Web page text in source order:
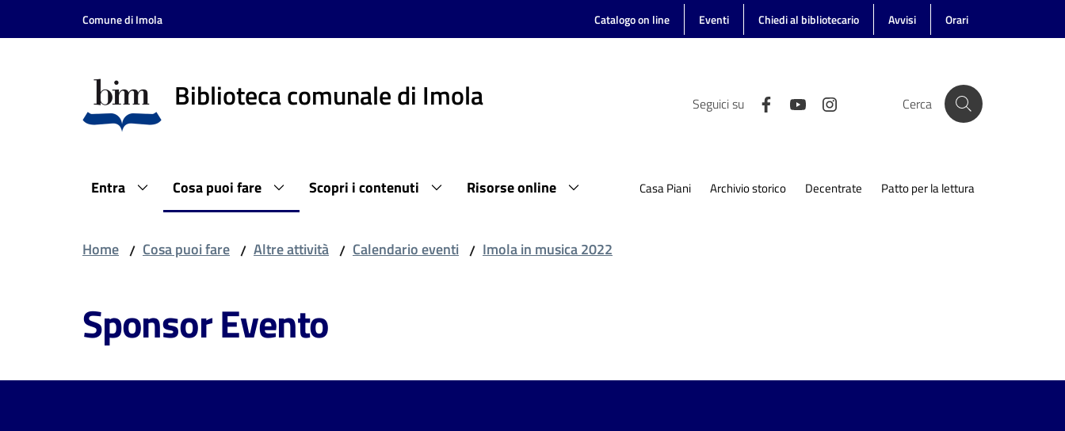
Vai al contenuto
Vai alla navigazione
Comune di Imola Catalogo on line Eventi Chiedi al bibliotecario Avvisi Orari
Biblioteca comunale di Imola Seguici su Cerca
Entra Cosa puoi fare Scopri i contenuti Risorse online Casa Piani Archivio storico Decentrate Patto per la lettura
Home / Cosa puoi fare / Altre attività / Calendario eventi / Imola in musica 2022
Sponsor Evento